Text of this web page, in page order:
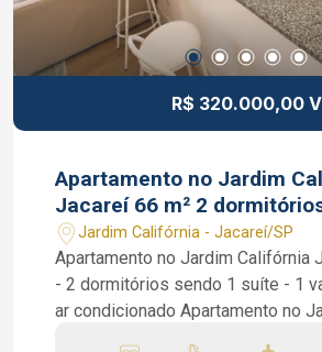
R$ 320.000,00 V
Apartamento no Jardim
Jacareí 66 m² 2
vaga coberta
Jardim Califórnia - Jacareí/SP
Apartamento no Jardim Califórnia
- 2 dormitórios sendo 1 suíte - 1
ar condicionado Apartamento no Jardim Califórnia